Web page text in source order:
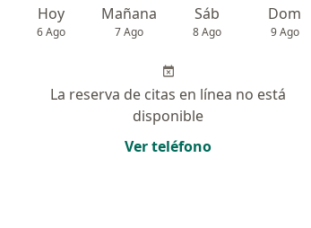
Hoy
6 Ago
Mañana
7 Ago
Sáb
8 Ago
Dom
9 Ago
La reserva de citas en línea no está
disponible
Ver teléfono